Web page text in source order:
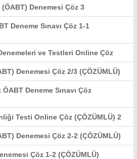
(ÖABT) Denemesi Çöz 3
Deneme Sınavı Çöz 1-1
ve Testleri Online Çöz
Denemesi Çöz 2/3 (ÇÖZÜMLÜ)
Deneme Sınavı Çöz
Testi Online Çöz (ÇÖZÜMLÜ) 2
Denemesi Çöz 2-2 (ÇÖZÜMLÜ)
Çöz 1-2 (ÇÖZÜMLÜ)